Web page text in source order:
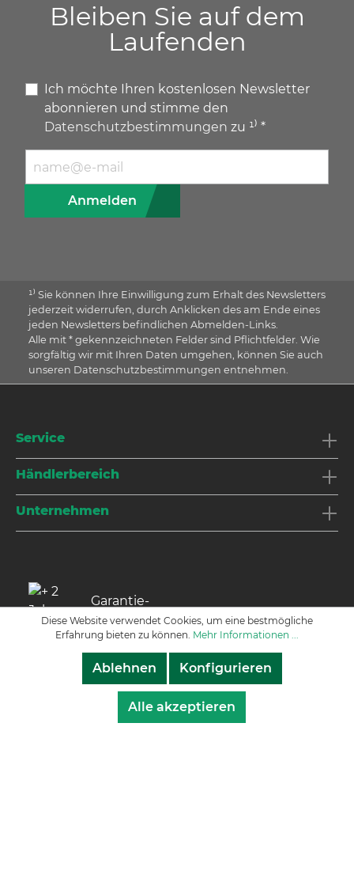
Bleiben Sie auf dem
Laufenden
Ich möchte Ihren kostenlosen Newsletter
abonnieren und stimme den
Datenschutzbestimmungen zu ¹⁾ *
Anmelden
¹⁾ Sie können Ihre Einwilligung zum Erhalt des Newsletters
jederzeit widerrufen, durch Anklicken des am Ende eines
jeden Newsletters befindlichen Abmelden-Links.
Alle mit * gekennzeichneten Felder sind Pflichtfelder. Wie
sorgfältig wir mit Ihren Daten umgehen, können Sie auch
unseren Datenschutzbestimmungen entnehmen.
Service
Händlerbereich
Unternehmen
Garantie­
verlängerung
Diese Website verwendet Cookies, um eine bestmögliche
Erfahrung bieten zu können. Mehr Informationen ...
Ablehnen Konfigurieren
Alle akzeptieren